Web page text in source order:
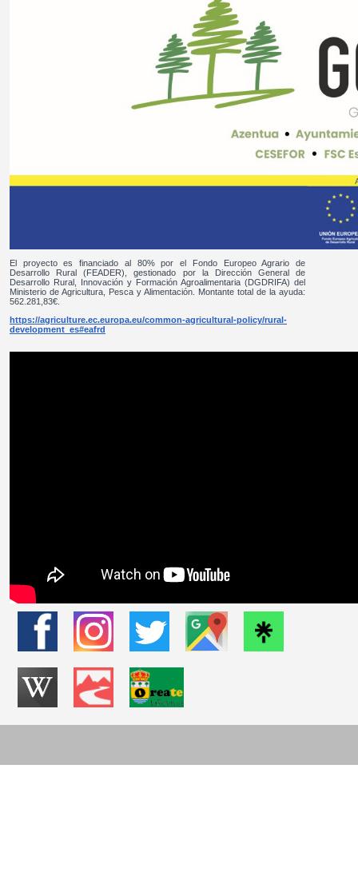
El proyecto es financiado al 80% por el Fondo Europeo Agrario de
Desarrollo Rural (FEADER), gestionado por la Dirección General de
Desarrollo Rural, Innovación y Formación Agroalimentaria (DGDRIFA) del
Ministerio de Agricultura, Pesca y Alimentación. Montante total de la ayuda:
562.281,83€.
https://agriculture.ec.europa.eu/common-agricultural-policy/rural-
development_es#eafrd